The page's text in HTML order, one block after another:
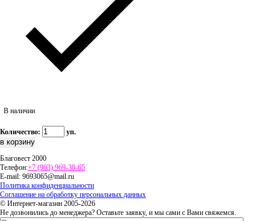
В наличии
Количество: уп.
Благовест 2000
Телефон:+7 (903) 969-30-65
E-mail: 9693065@mail.ru
Политика конфиденциальности
Соглашение на обработку персональных данных
© Интернет-магазин 2005-2026
Не дозвонились до менеджера? Оставьте заявку, и мы сами с Вами свяжемся.